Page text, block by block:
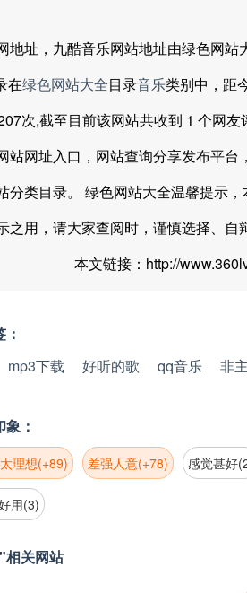
址，九酷音乐网站地址由绿色网站
在绿色网站大全目录音乐类别中，距
次,截至目前该网站共收到 1 个网
站网址入口，网站查询分享发布平
分类目录。 绿色网站大全温馨提示
之用，请大家查阅时，谨慎选择、自
本文链接：http://
mp3下载 好听的歌 qq音乐 非
：
理想(+89) 差强人意(+78) 感觉甚好
用(3)
相关网站